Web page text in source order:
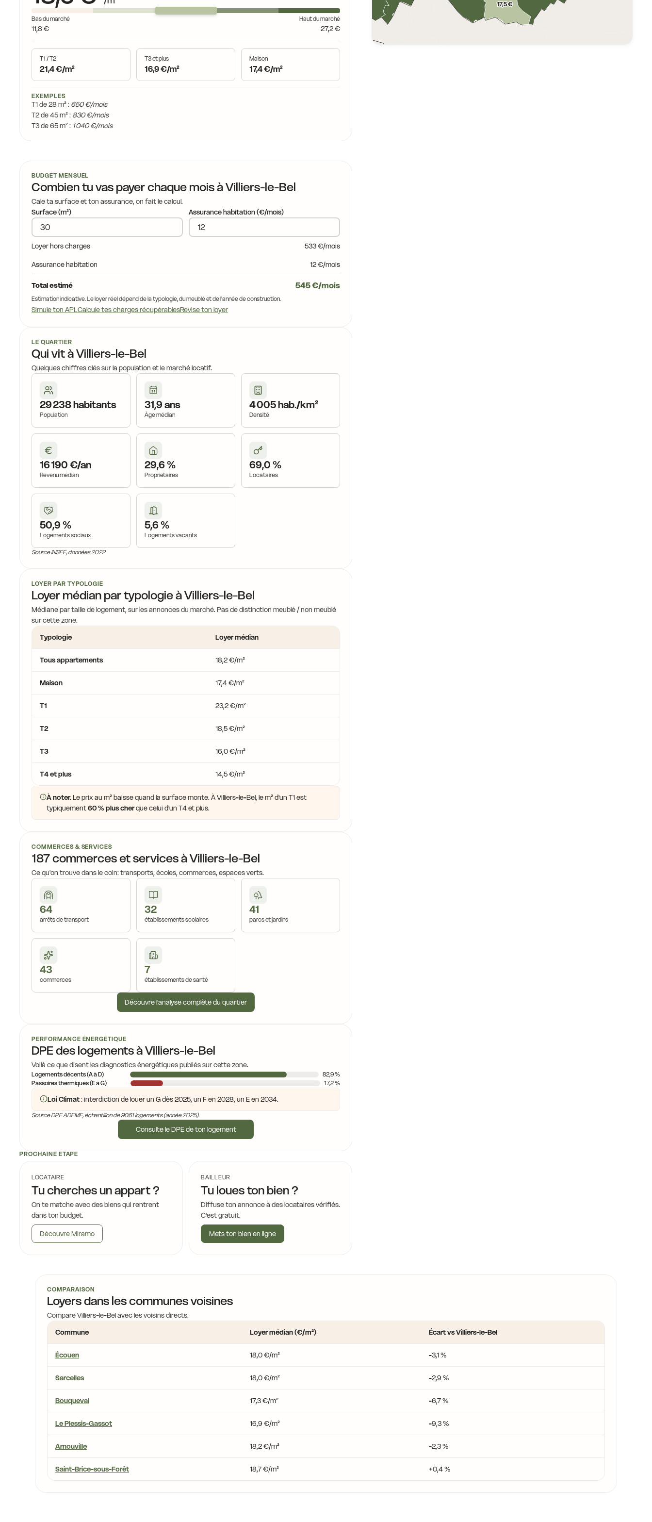
Bas du marché
11,8 €
Haut du marché
27,2 €
T1 / T2
21,4 €/m²
T3 et plus
16,9 €/m²
Maison
17,4 €/m²
EXEMPLES
T1 de 28 m² : 650 €/mois
T2 de 45 m² : 830 €/mois
T3 de 65 m² : 1 040 €/mois
19,7 €
17,5 €
BUDGET MENSUEL
Combien tu vas payer chaque mois àVilliers-le-Bel
Cale ta surface et ton assurance, on fait le calcul.
Surface (m²)
Assurance habitation (€/mois)
Loyer hors charges 533 €/mois
Assurance habitation 12 €/mois
Total estimé 545 €/mois
Estimation indicative. Le loyer réel dépend de la typologie, du meublé et de l'année de construction.
Simule ton APLCalcule tes charges récupérablesRévise ton loyer
LE QUARTIER
Qui vit à Villiers-le-Bel
Quelques chiffres clés sur la population et le marché locatif.
29 238 habitants
Population
31,9 ans
Âge médian
4 005 hab./km²
Densité
16 190 €/an
Revenu médian
29,6 %
Propriétaires
69,0 %
Locataires
50,9 %
Logements sociaux
5,6 %
Logements vacants
Source INSEE, données 2022.
LOYER PAR TYPOLOGIE
Loyer médian par typologie à Villiers-le-Bel
Médiane par taille de logement, sur les annonces du marché. Pas de distinction meublé / non meublé
sur cette zone.
Typologie
Loyer médian
Tous appartements 18,2 €/m²
Maison 17,4 €/m²
T1 23,2 €/m²
T2 18,5 €/m²
T3 16,0 €/m²
T4 et plus 14,5 €/m²
À noter.Le prix au m² baisse quand la surface monte. À Villiers-le-Bel, le m² d'un T1 est
typiquement60 % plus cherque celui d'un T4 et plus.
COMMERCES & SERVICES
187 commerces et services à Villiers-le-Bel
Ce qu'on trouve dans le coin: transports, écoles, commerces, espaces verts.
64
arrêts de transport
32
établissements scolaires
41
parcs et jardins
43
commerces
7
établissements de santé
Découvre l'analyse complète du quartier
PERFORMANCE ÉNERGÉTIQUE
DPE des logements à Villiers-le-Bel
Voilà ce que disent les diagnostics énergétiques publiés sur cette zone.
Logements décents (A à D)
82,9 %
Passoires thermiques (E à G)
17,2 %
Loi Climat: interdiction de louer un G dès 2025, un F en 2028, un E en 2034.
Source DPE ADEME, échantillon de 9061 logements (année 2025).
Consulte le DPE de ton logement
PROCHAINE ÉTAPE
LOCATAIRE
Tu cherches un appart ?
On te matche avec des biens qui rentrent
dans ton budget.
Découvre Miramo
BAILLEUR
Tu loues ton bien ?
Diffuse ton annonce à des locataires vérifiés.
C'est gratuit.
Mets ton bien en ligne
COMPARAISON
Loyers dans les communes voisines
Compare Villiers-le-Bel avec les voisins directs.
Commune
Loyer médian (€/m²) Écart vs Villiers-le-Bel
Écouen 18,0 €/m² -3,1 %
Sarcelles 18,0 €/m² -2,9 %
Bouqueval 17,3 €/m² -6,7 %
Le Plessis-Gassot 16,9 €/m² -9,3 %
Arnouville 18,2 €/m² -2,3 %
Saint-Brice-sous-Forêt 18,7 €/m² +0,4 %